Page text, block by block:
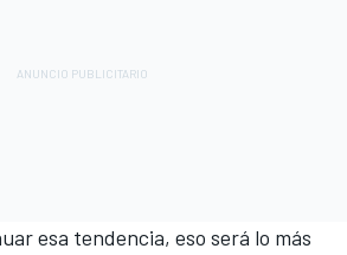
esa tendencia, eso será lo más